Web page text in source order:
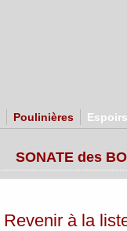
Poulinières Espoirs
SONATE des
Revenir à la